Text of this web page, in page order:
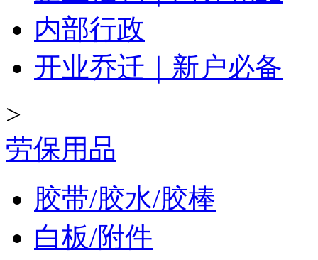
内部行政
开业乔迁｜新户必备
>
劳保用品
胶带/胶水/胶棒
白板/附件